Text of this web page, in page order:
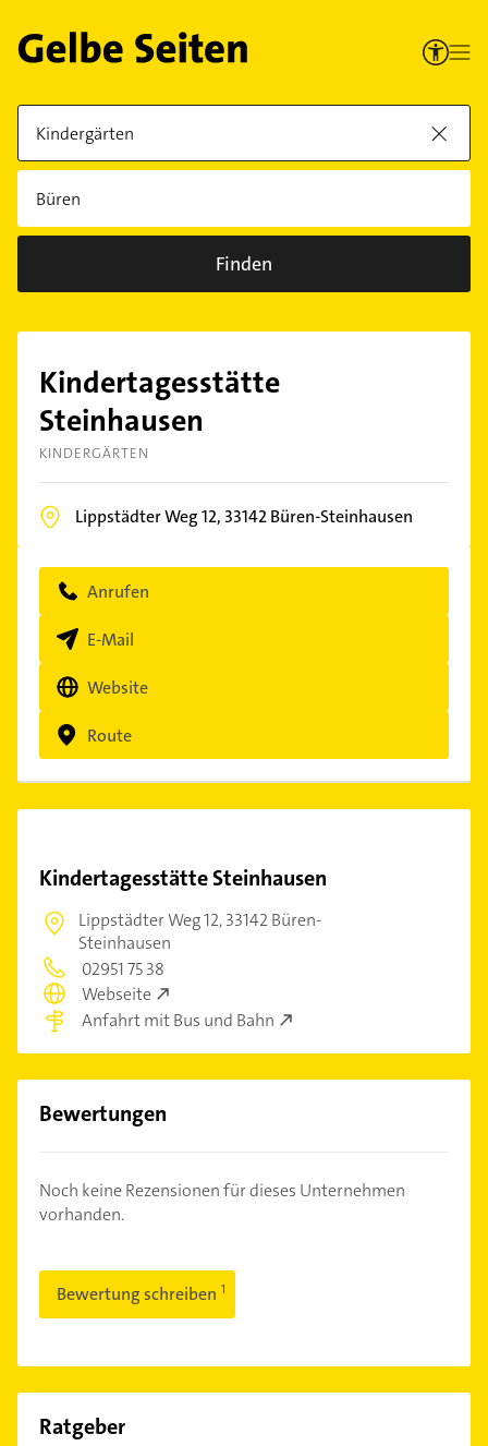
Finden
Kindertagesstätte
Steinhausen
KINDERGÄRTEN
Lippstädter Weg 12, 33142Büren-Steinhausen
Anrufen
E-Mail
Website
Route
Kindertagesstätte Steinhausen
Lippstädter Weg 12,33142 Büren-
Steinhausen
02951 75 38
Webseite
Anfahrt mit Bus und Bahn
Bewertungen
Noch keine Rezensionen für dieses Unternehmen
vorhanden.
Bewertung schreiben
Ratgeber